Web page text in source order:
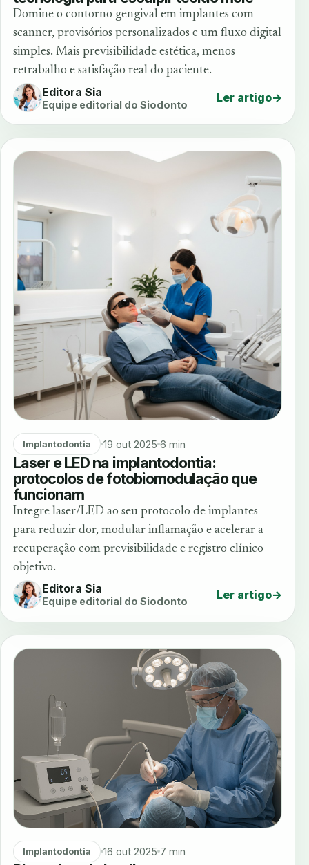
Domine o contorno gengival em implantes com
scanner, provisórios personalizados e um fluxo digital
simples. Mais previsibilidade estética, menos
retrabalho e satisfação real do paciente.
Editora Sia
Equipe editorial do Siodonto Ler artigo→
Implantodontia 19 out 2025 6 min
Laser e LED na implantodontia:
protocolos de fotobiomodulação que
funcionam
Integre laser/LED ao seu protocolo de implantes
para reduzir dor, modular inflamação e acelerar a
recuperação com previsibilidade e registro clínico
objetivo.
Editora Sia
Equipe editorial do Siodonto Ler artigo→
Implantodontia 16 out 2025 7 min